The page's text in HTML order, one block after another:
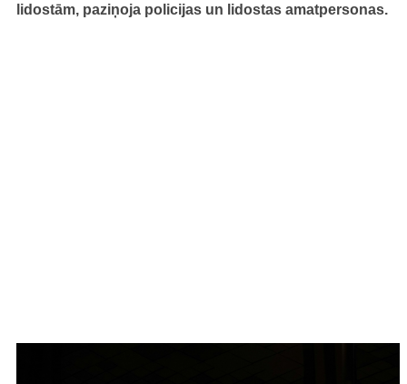
lidostām, paziņoja policijas un lidostas amatpersonas.